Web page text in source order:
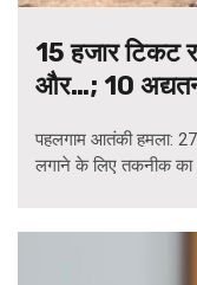
15 हजार टिकट
और…; 10
पहलगाम आतंकी हमला:
लगाने के लिए तकनीक का